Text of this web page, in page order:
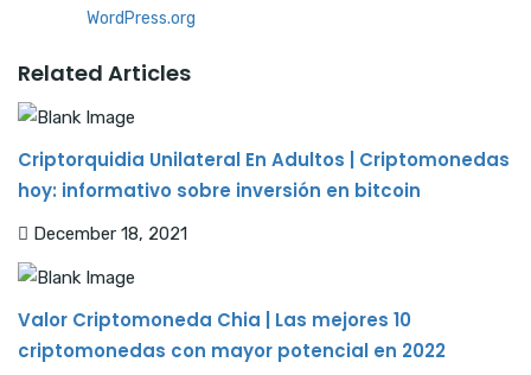
WordPress.org
Related Articles
Criptorquidia Unilateral En Adultos | Criptomonedas
hoy: informativo sobre inversión en bitcoin
December 18, 2021
Valor Criptomoneda Chia | Las mejores 10
criptomonedas con mayor potencial en 2022